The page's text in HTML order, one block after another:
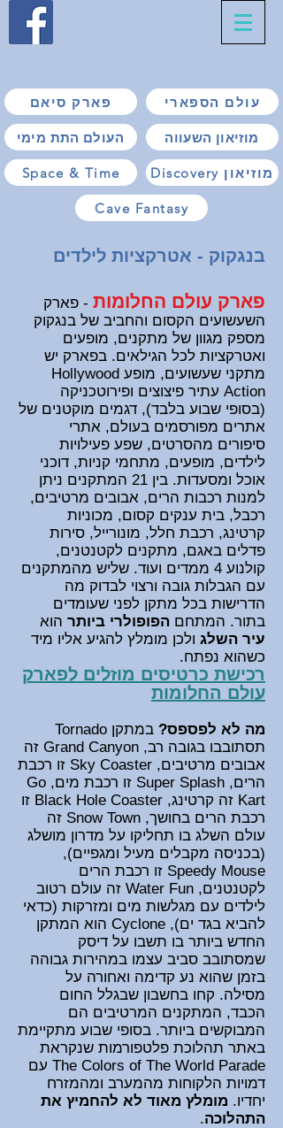
פארק סיאם עולם הספארי
העולם התת מימי מוזיאון השעווה
Space & Time Discovery מוזיאון
Cave Fantasy
בנגקוק - אטרקציות לילדים
פארק עולם החלומות - פארק
השעשועים הקסום והחביב של בנגקוק
מספק מגוון של מתקנים, מופעים
ואטרקציות לכל הגילאים. בפארק יש
מתקני שעשועים, מופע Hollywood
Action עתיר פיצוצים ופירוטכניקה
(בסופי שבוע בלבד), דגמים מוקטנים של
אתרים מפורסמים בעולם, אתרי
סיפורים מהסרטים, שפע פעילויות
לילדים, מופעים, מתחמי קניות, דוכני
אוכל ומסעדות. בין 21 המתקנים ניתן
למנות רכבות הרים, אבובים מרטיבים,
רכבל, בית ענקים קסום, מכוניות
קרטינג, רכבת חלל, מונורייל, סירות
פדלים באגם, מתקנים לקטנטנים,
קולנוע 4 ממדים ועוד. שליש מהמתקנים
עם הגבלות גובה ורצוי לבדוק מה
הדרישות בכל מתקן לפני שעומדים
בתור. המתחם הפופולרי ביותר הוא
עיר השלג ולכן מומלץ להגיע אליו מיד
כשהוא נפתח.
רכישת כרטיסים מוזלים לפארק
עולם החלומות
מה לא לפספס?
במתקן Tornado
תסתובבו בגובה רב, Grand Canyon זה
אבובים מרטיבים, Sky Coaster זו רכבת
הרים, Super Splash זו רכבת מים, Go
Kart זה קרטינג, Black Hole Coaster זו
רכבת הרים בחושך, Snow Town זה
עולם השלג בו תחליקו על מדרון מושלג
(בכניסה מקבלים מעיל ומגפיים),
Speedy Mouse זו רכבת הרים
לקטנטנים, Water Fun זה עולם רטוב
לילדים עם מגלשות מים ומזרקות (כדאי
להביא בגד ים), Cyclone הוא המתקן
החדש ביותר בו תשבו על דיסק
שמסתובב סביב עצמו במהירות גבוהה
בזמן שהוא נע קדימה ואחורה על
מסילה. קחו בחשבון שבגלל החום
הכבד, המתקנים המרטיבים הם
המבוקשים ביותר. בסופי שבוע מתקיימת
באתר תהלוכת פלטפורמות שנקראת
The Colors of The World Parade עם
דמויות הלקוחות מהמערב ומהמזרח
יחדיו. מומלץ מאוד לא להחמיץ את
התהלוכה.